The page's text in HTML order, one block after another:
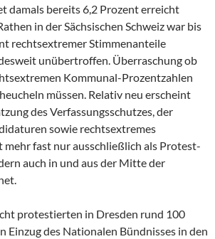
damals bereits 6,2 Prozent erreicht
in der Sächsischen Schweiz war bis
rechtsextremer Stimmenanteile
unübertroffen. Überraschung ob
Kommunal-Prozentzahlen
müssen. Relativ neu erscheint
des Verfassungsschutzes, der
sowie rechtsextremes
fast nur ausschließlich als Protest-
auch in und aus der Mitte der
protestierten in Dresden rund 100
Einzug des Nationalen Bündnisses in den